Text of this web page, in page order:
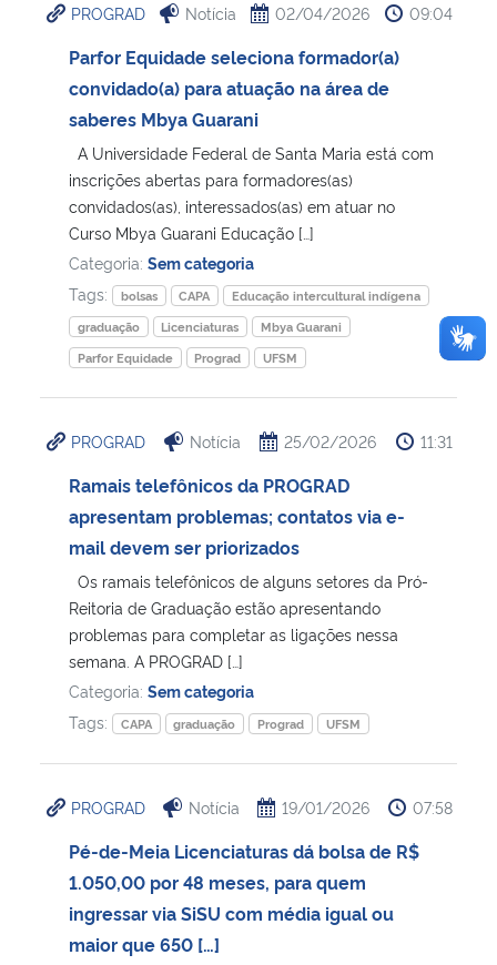
PROGRAD Notícia 02/04/2026 09:04
Parfor Equidade seleciona formador(a)
convidado(a) para atuação na área de
saberes Mbya Guarani
A Universidade Federal de Santa Maria está com
inscrições abertas para formadores(as)
convidados(as), interessados(as) em atuar no
Curso Mbya Guarani Educação […]
Categoria: Sem categoria
Tags:
bolsas CAPA
Educação intercultural indígena
graduação
Licenciaturas
Mbya Guarani
Parfor Equidade
Prograd UFSM
PROGRAD Notícia 25/02/2026 11:31
Ramais telefônicos da PROGRAD
apresentam problemas; contatos via e-
mail devem ser priorizados
Os ramais telefônicos de alguns setores da Pró-
Reitoria de Graduação estão apresentando
problemas para completar as ligações nessa
semana. A PROGRAD […]
Categoria: Sem categoria
Tags:
CAPA graduação Prograd UFSM
PROGRAD Notícia 19/01/2026 07:58
Pé-de-Meia Licenciaturas dá bolsa de R$
1.050,00 por 48 meses, para quem
ingressar via SiSU com média igual ou
maior que 650 […]